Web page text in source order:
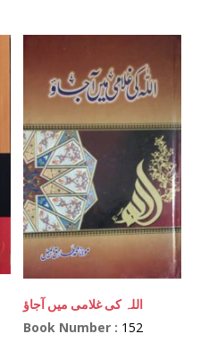
اللہ کی غلامی میں آجاؤ
Book Number : 152